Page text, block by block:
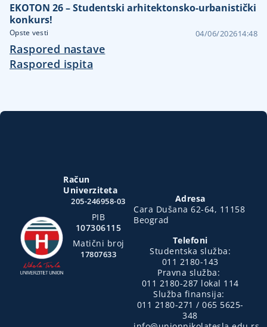
EKOTON 26 – Studentski arhitektonsko-urbanistički
konkurs!
Opste vesti 04/06/202614:48
Raspored nastave
Raspored ispita
Račun
Univerziteta
205-246958-03
PIB
107306115
Matični broj
17807633
Adresa
Cara Dušana 62-64, 11158
Beograd
Telefoni
Studentska služba:
011 2180-143
Pravna služba:
011 2180-287 lokal 114
Služba finansija:
011 2180-271 / 065 5625-
348